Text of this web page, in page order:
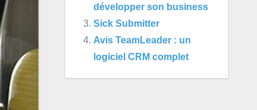
développer son business
Sick Submitter
Avis TeamLeader : un
logiciel CRM complet